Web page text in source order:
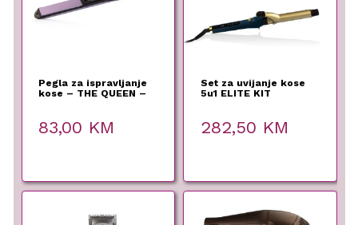
Pegla za ispravljanje
kose – THE QUEEN –
83,00 KM
Set za uvijanje kose
5u1 ELITE KIT
282,50 KM